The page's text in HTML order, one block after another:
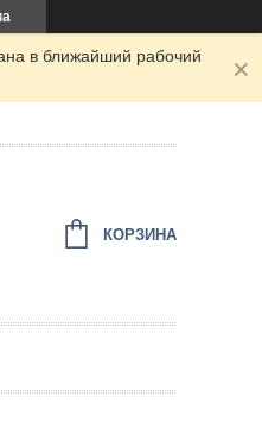
в ближайший рабочий
КОРЗИНА